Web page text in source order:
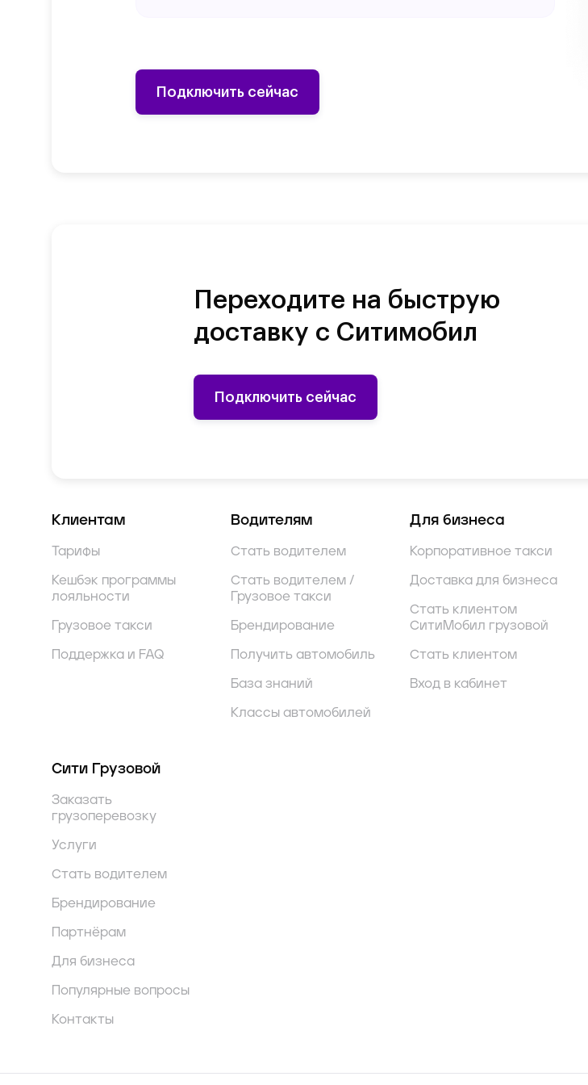
Подключить сейчас
Переходите на быструю
доставку с Ситимобил
Подключить сейчас
Клиентам
Тарифы
Кешбэк программы
лояльности
Грузовое такси
Поддержка и FAQ
Водителям
Стать водителем
Стать водителем /
Грузовое такси
Брендирование
Получить автомобиль
База знаний
Классы автомобилей
Для бизнеса
Корпоративное такси
Доставка для бизнеса
Стать клиентом
СитиМобил грузовой
Стать клиентом
Вход в кабинет
Сити Грузовой
Заказать
грузоперевозку
Услуги
Стать водителем
Брендирование
Партнёрам
Для бизнеса
Популярные вопросы
Контакты